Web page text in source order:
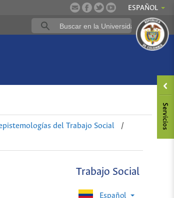
ESPAÑOL
del Trabajo Social
/
Trabajo Social
Español